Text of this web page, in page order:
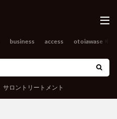
business access otoiawase
サロントリートメント